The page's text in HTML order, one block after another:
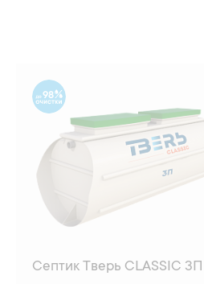
98
Септик Тверь CLASSIC 3П